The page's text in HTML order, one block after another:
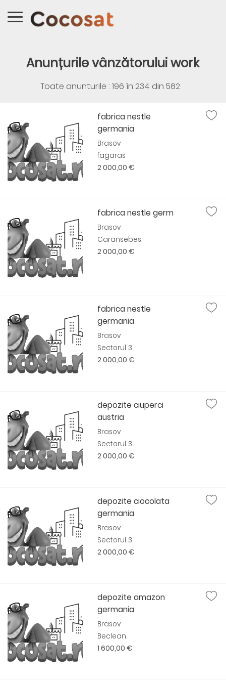
Anunțurile vânzătorului work
Toate anunturile : 196 în 234 din582
fabrica nestle
germania
Brasov
fagaras
2 000,00 €
fabrica nestle germ
Brasov
Caransebes
2 000,00 €
fabrica nestle
germania
Brasov
Sectorul 3
2 000,00 €
depozite ciuperci
austria
Brasov
Sectorul 3
2 000,00 €
depozite ciocolata
germania
Brasov
Sectorul 3
2 000,00 €
depozite amazon
germania
Brasov
Beclean
1 600,00 €